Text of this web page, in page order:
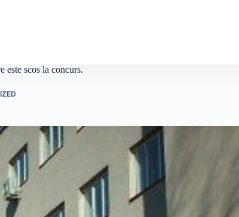
este scos la concurs.